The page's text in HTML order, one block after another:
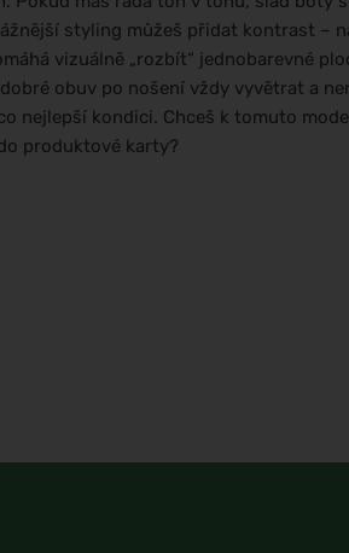
styling můžeš přidat kontrast –
vizuálně „rozbít“ jednobarevné
obuv po nošení vždy vyvětrat a
nejlepší kondici. Chceš k tomuto
produktové karty?